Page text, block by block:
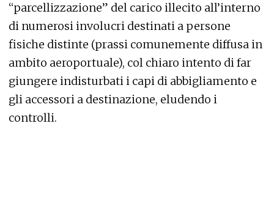
“parcellizzazione” del carico illecito all’interno
di numerosi involucri destinati a persone
fisiche distinte (prassi comunemente diffusa in
ambito aeroportuale), col chiaro intento di far
giungere indisturbati i capi di abbigliamento e
gli accessori a destinazione, eludendo i
controlli.